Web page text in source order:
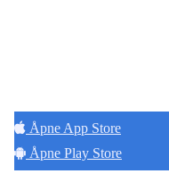
Åpne App Store
Åpne Play Store